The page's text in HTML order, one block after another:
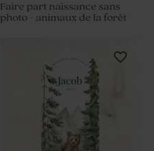
Faire part naissance sans
photo - animaux de la forêt